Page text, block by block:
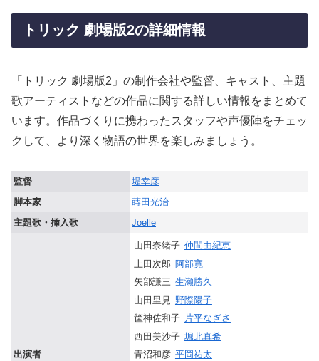
トリック 劇場版2の詳細情報
「トリック 劇場版2」の制作会社や監督、キャスト、主題
歌アーティストなどの作品に関する詳しい情報をまとめて
います。作品づくりに携わったスタッフや声優陣をチェッ
クして、より深く物語の世界を楽しみましょう。
監督
堤幸彦
脚本家
蒔田光治
主題歌・挿入歌
Joelle
出演者
山田奈緒子 仲間由紀恵
上田次郎 阿部寛
矢部謙三 生瀬勝久
山田里見
野際陽子
筐神佐和子 片平なぎさ
西田美沙子 堀北真希
青沼和彦 平岡祐太